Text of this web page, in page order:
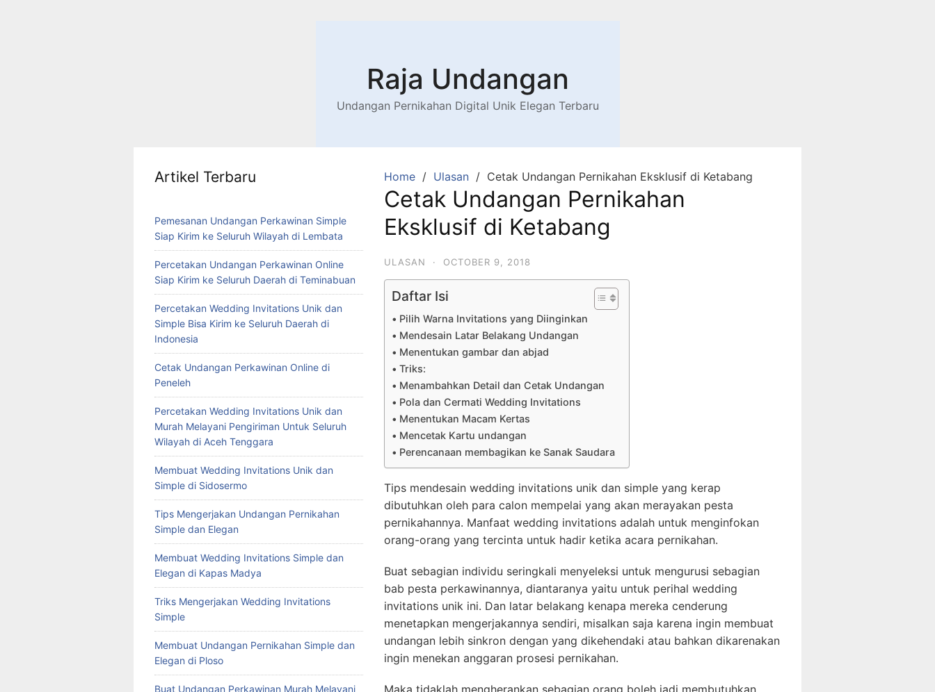
Raja Undangan
Undangan Pernikahan Digital Unik Elegan Terbaru
Home Ulasan Cetak Undangan Pernikahan Eksklusif di Ketabang
Cetak Undangan Pernikahan
Eksklusif di Ketabang
ULASAN · OCTOBER 9, 2018
Daftar Isi
Pilih Warna Invitations yang Diinginkan
Mendesain Latar Belakang Undangan
Menentukan gambar dan abjad
Triks:
Menambahkan Detail dan Cetak Undangan
Pola dan Cermati Wedding Invitations
Menentukan Macam Kertas
Mencetak Kartu undangan
Perencanaan membagikan ke Sanak Saudara
Tips mendesain wedding invitations unik dan simple yang kerap
dibutuhkan oleh para calon mempelai yang akan merayakan pesta
pernikahannya. Manfaat wedding invitations adalah untuk menginfokan
orang-orang yang tercinta untuk hadir ketika acara pernikahan.
Buat sebagian individu seringkali menyeleksi untuk mengurusi sebagian
bab pesta perkawinannya, diantaranya yaitu untuk perihal wedding
invitations unik ini. Dan latar belakang kenapa mereka cenderung
menetapkan mengerjakannya sendiri, misalkan saja karena ingin membuat
undangan lebih sinkron dengan yang dikehendaki atau bahkan dikarenakan
ingin menekan anggaran prosesi pernikahan.
Maka tidaklah mengherankan sebagian orang boleh jadi membutuhkan
Artikel Terbaru
Pemesanan Undangan Perkawinan Simple
Siap Kirim ke Seluruh Wilayah di Lembata
Percetakan Undangan Perkawinan Online
Siap Kirim ke Seluruh Daerah di Teminabuan
Percetakan Wedding Invitations Unik dan
Simple Bisa Kirim ke Seluruh Daerah di
Indonesia
Cetak Undangan Perkawinan Online di
Peneleh
Percetakan Wedding Invitations Unik dan
Murah Melayani Pengiriman Untuk Seluruh
Wilayah di Aceh Tenggara
Membuat Wedding Invitations Unik dan
Simple di Sidosermo
Tips Mengerjakan Undangan Pernikahan
Simple dan Elegan
Membuat Wedding Invitations Simple dan
Elegan di Kapas Madya
Triks Mengerjakan Wedding Invitations
Simple
Membuat Undangan Pernikahan Simple dan
Elegan di Ploso
Buat Undangan Perkawinan Murah Melayani